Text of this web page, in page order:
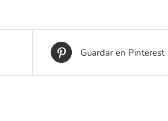
Guardar en Pinterest